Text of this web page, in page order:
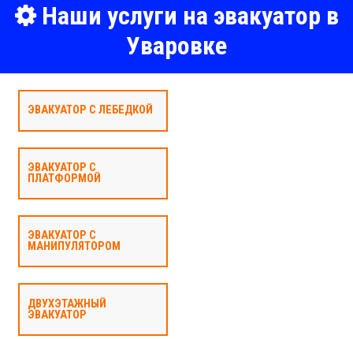
Наши услуги на эвакуатор в
Уваровке
ЭВАКУАТОР С ЛЕБЕДКОЙ
ЭВАКУАТОР С
ПЛАТФОРМОЙ
ЭВАКУАТОР С
МАНИПУЛЯТОРОМ
ДВУХЭТАЖНЫЙ
ЭВАКУАТОР